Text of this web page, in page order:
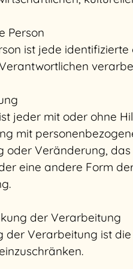
ist jede
jeder mit oder ohne
mit
oder Veränderung,
eine andere Form
der Verarbeitung
der Verarbeitung ist